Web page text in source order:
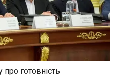
готовність